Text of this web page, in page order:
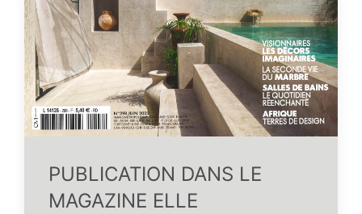
PUBLICATION DANS LE
MAGAZINE ELLE